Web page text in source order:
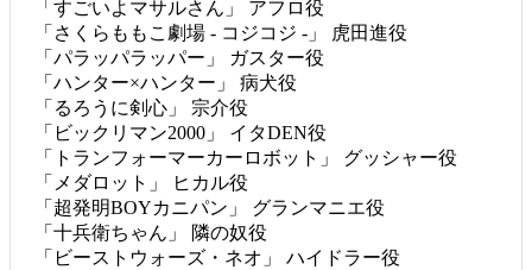
「すごいよマサルさん」 アフロ役
「さくらももこ劇場 - コジコジ -」 虎田進役
「パラッパラッパー」 ガスター役
「ハンター×ハンター」 病犬役
「るろうに剣心」 宗介役
「ビックリマン2000」 イタDEN役
「トランフォーマーカーロボット」 グッシャー役
「メダロット」 ヒカル役
「超発明BOYカニパン」 グランマニエ役
「十兵衛ちゃん」 隣の奴役
「ビーストウォーズ・ネオ」 ハイドラー役